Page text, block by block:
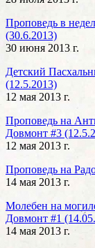
Проповедь в
(30.6.2013)
30 июня 2013 г.
Детский
(12.5.2013)
12 мая 2013 г.
Проповедь на
Довмонт #3
12 мая 2013 г.
Проповедь на
14 мая 2013 г.
Молебен на
Довмонт #1
14 мая 2013 г.